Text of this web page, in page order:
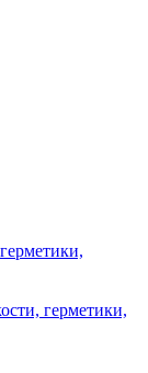
герметики,